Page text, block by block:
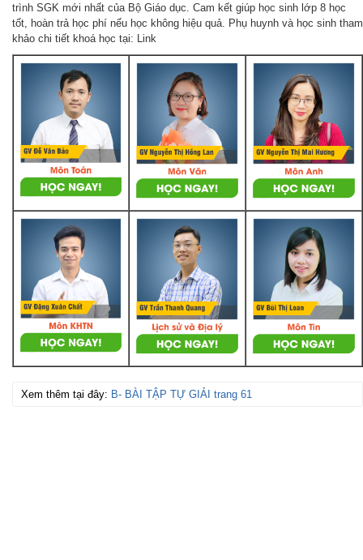
trình SGK mới nhất của Bộ Giáo dục. Cam kết giúp học sinh lớp 8 học
tốt, hoàn trả học phí nếu học không hiệu quả. Phụ huynh và học sinh tham
khảo chi tiết khoá học tại: Link
Xem thêm tại đây: B- BÀI TẬP TỰ GIẢI trang 61